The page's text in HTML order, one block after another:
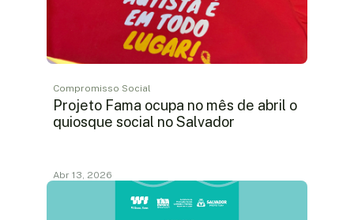
Compromisso Social
Projeto Fama ocupa no mês de abril o
quiosque social no Salvador
Abr 13, 2026